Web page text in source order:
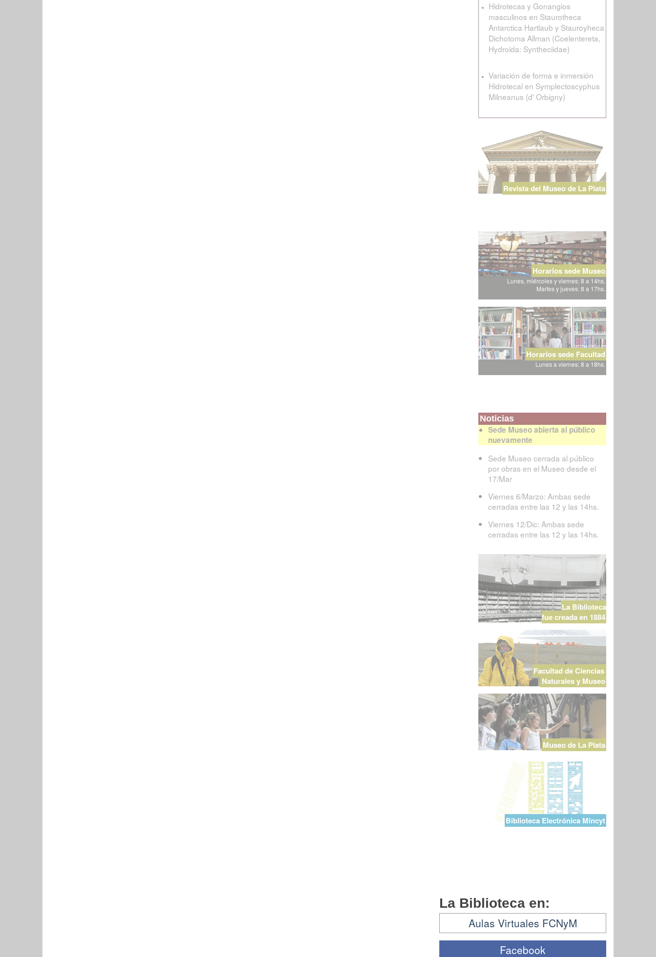
Hidrotecas y Gonangios
masculinos en Staurotheca
Antarctica Hartlaub y Stauroyheca
Dichotoma Allman (Coelentereta,
Hydroida: Syntheciidae)
Variación de forma e inmersión
Hidrotecal en Symplectoscyphus
Milneanus (d' Orbigny)
Revista del Museo de La Plata
Horarios sede Museo
Lunes, miércoles y viernes: 8 a 14hs.
Martes y jueves: 8 a 17hs.
Horarios sede Facultad
Lunes a viernes: 8 a 18hs.
Noticias
Sede Museo abierta al público
nuevamente
Sede Museo cerrada al público
por obras en el Museo desde el
17/Mar
Viernes 6/Marzo: Ambas sede
cerradas entre las 12 y las 14hs.
Viernes 12/Dic: Ambas sede
cerradas entre las 12 y las 14hs.
La Biblioteca
fue creada en 1884
Facultad de Ciencias
Naturales y Museo
Museo de La Plata
Biblioteca Electrónica Mincyt
La Biblioteca en:
Aulas Virtuales FCNyM
Facebook